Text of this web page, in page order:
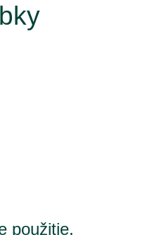
použitie.